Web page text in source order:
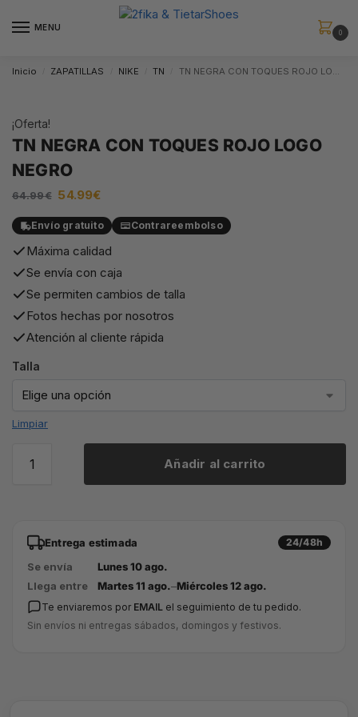
MENU
0
Inicio ZAPATILLAS NIKE TN TN NEGRA CON TOQUES ROJO LOGO NEGRO
¡Oferta!
TN NEGRA CON TOQUES ROJO LOGO
NEGRO
64.99€ 54.99€
Envío gratuito Contrareembolso
Máxima calidad
Se envía con caja
Se permiten cambios de talla
Fotos hechas por nosotros
Atención al cliente rápida
Talla
Limpiar
Añadir al carrito
Entrega estimada 24/48h
Se envía
Lunes 10 ago.
Llega entre
Martes 11 ago.–Miércoles 12 ago.
Te enviaremos por EMAIL el seguimiento de tu pedido.
Sin envíos ni entregas sábados, domingos y festivos.